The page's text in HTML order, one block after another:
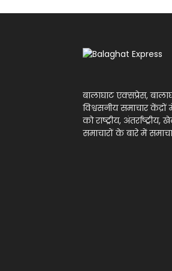
बालाघाट एक्सप्रेस,
विश्वसनीय समाचार
को राष्ट्रीय,
समाचारों के बारे में